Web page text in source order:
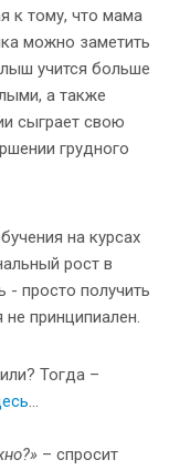
к тому, что мама
можно заметить
учится больше
а также
сыграет свою
грудного
на курсах
рост в
- просто получить
принципиален.
Тогда –
…
– спросит